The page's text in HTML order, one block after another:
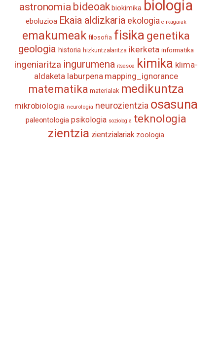
astronomia bideoak biokimika biologia
eboluzioa Ekaia aldizkaria ekologia elikagaiak
emakumeak filosofia fisika genetika
geologia historia hizkuntzalaritza ikerketa informatika
ingeniaritza ingurumena itsasoa kimika klima-
aldaketa laburpena mapping_ignorance
matematika materialak medikuntza
mikrobiologia neurologia neurozientzia osasuna
paleontologia psikologia soziologia teknologia
zientzia zientzialariak zoologia